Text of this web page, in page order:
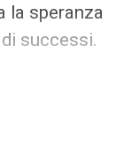
la speranza
successi.